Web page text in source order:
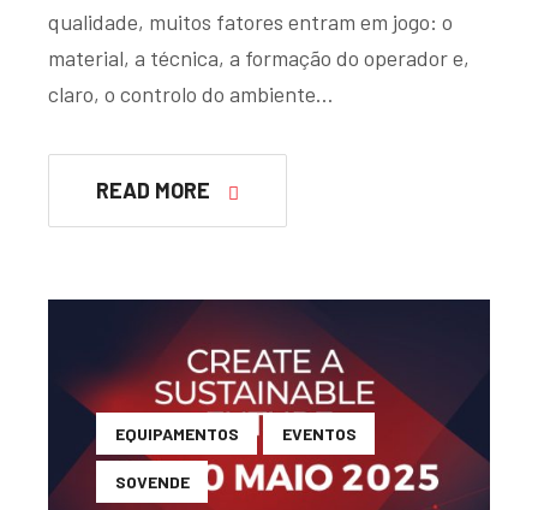
qualidade, muitos fatores entram em jogo: o
material, a técnica, a formação do operador e,
claro, o controlo do ambiente…
READ MORE
EQUIPAMENTOS EVENTOS
SOVENDE